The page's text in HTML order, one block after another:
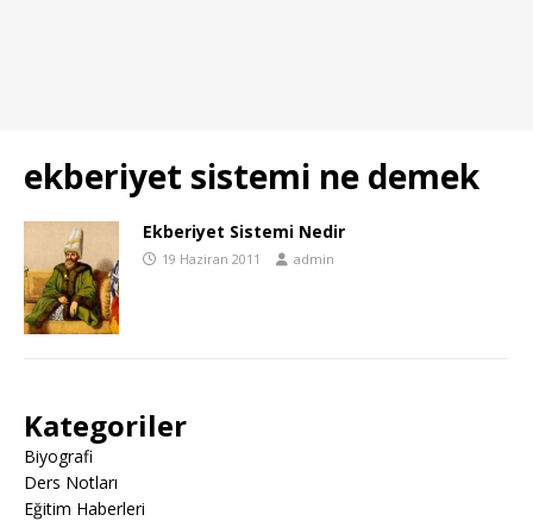
ekberiyet sistemi ne demek
Ekberiyet Sistemi Nedir
19 Haziran 2011 admin
Kategoriler
Biyografi
Ders Notları
Eğitim Haberleri